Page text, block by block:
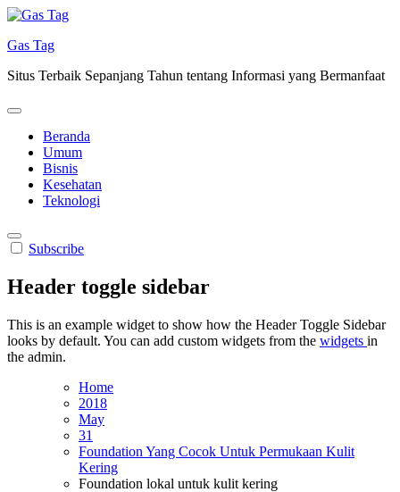
Skip
content
Gas Tag
Situs Terbaik Sepanjang Tahun tentang Informasi yang Bermanfaat
Beranda
Umum
Bisnis
Kesehatan
Teknologi
Subscribe
Header toggle sidebar
This is an example widget to show how the Header Toggle Sidebar
looks by default. You can add custom widgets from the widgets in
the admin.
Home
2018
May
31
Foundation Yang Cocok Untuk Permukaan Kulit
Kering
Foundation lokal untuk kulit kering